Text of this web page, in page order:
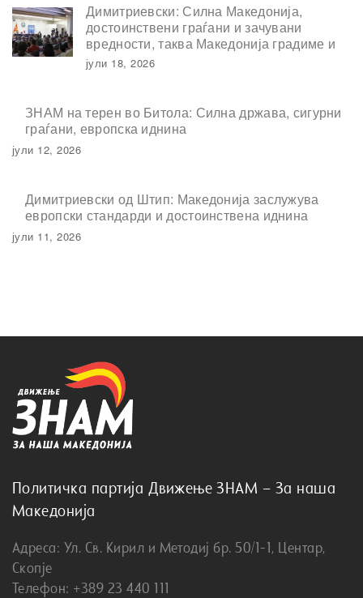
Димитриевски: Силна Македонија,
достоинствени граѓани и зачувани
вредности, таква Македонија градиме и
од тој пат нема да отстапиме
јули 18, 2026
ЗНАМ на терен во Битола: Силна држава, сигурни
граѓани, европска иднина
јули 12, 2026
Димитриевски од Штип: Македонија заслужува
европски стандарди и достоинствена иднина
јули 11, 2026
Политичка партија Движење ЗНАМ – За наша
Македонија
Адреса: Ул. Св. Кирил и Методиј бр. 50/1-1, Центар,
Скопје
Телефон: +389 23 440 111